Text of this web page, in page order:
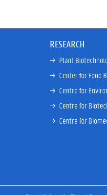
RESEARCH
→ Plant
→ Center for Food
→ Centre for
→ Centre for
→ Centre for